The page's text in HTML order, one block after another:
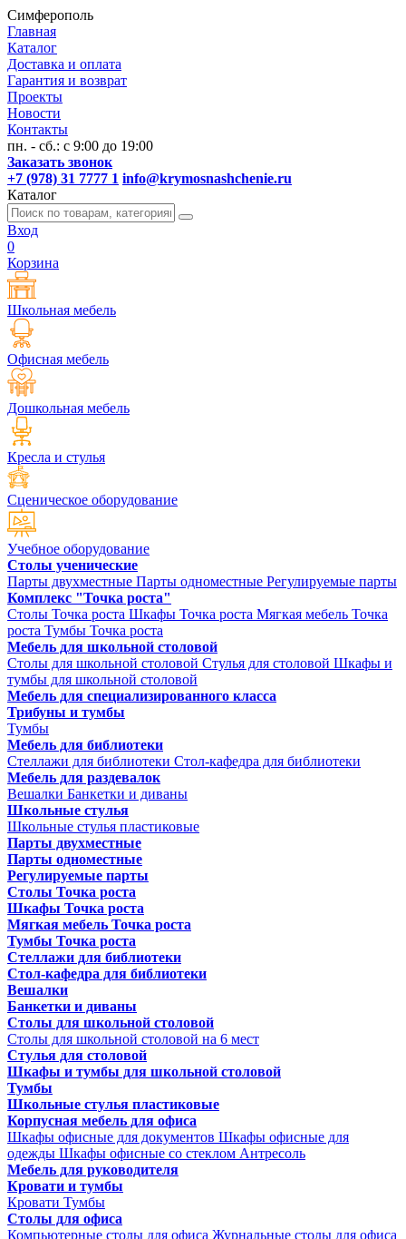
Симферополь
Главная
Каталог
Доставка и оплата
Гарантия и возврат
Проекты
Новости
Контакты
пн. - сб.: с 9:00 до 19:00
Заказать звонок
+7 (978) 31 7777 1 info@krymosnashchenie.ru
Каталог
Вход
0
Корзина
Школьная мебель
Офисная мебель
Дошкольная мебель
Кресла и стулья
Сценическое оборудование
Учебное оборудование
Столы ученические
Парты двухместные Парты одноместные Регулируемые парты
Комплекс "Точка роста"
Столы Точка роста Шкафы Точка роста Мягкая мебель Точка
роста Тумбы Точка роста
Мебель для школьной столовой
Столы для школьной столовой Стулья для столовой Шкафы и
тумбы для школьной столовой
Мебель для специализированного класса
Трибуны и тумбы
Тумбы
Мебель для библиотеки
Стеллажи для библиотеки Стол-кафедра для библиотеки
Мебель для раздевалок
Вешалки Банкетки и диваны
Школьные стулья
Школьные стулья пластиковые
Парты двухместные
Парты одноместные
Регулируемые парты
Столы Точка роста
Шкафы Точка роста
Мягкая мебель Точка роста
Тумбы Точка роста
Стеллажи для библиотеки
Стол-кафедра для библиотеки
Вешалки
Банкетки и диваны
Столы для школьной столовой
Столы для школьной столовой на 6 мест
Стулья для столовой
Шкафы и тумбы для школьной столовой
Тумбы
Школьные стулья пластиковые
Корпусная мебель для офиса
Шкафы офисные для документов Шкафы офисные для
одежды Шкафы офисные со стеклом Антресоль
Мебель для руководителя
Кровати и тумбы
Кровати Тумбы
Столы для офиса
Компьютерные столы для офиса Журнальные столы для офиса